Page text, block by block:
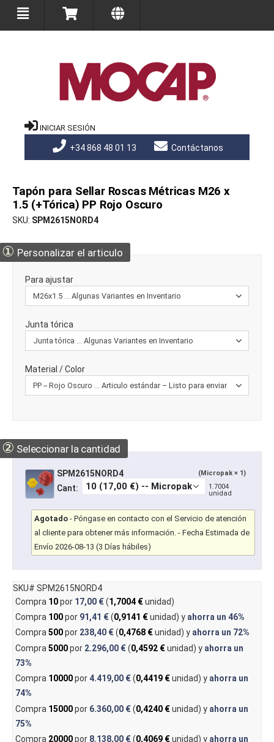
INICIAR SESIÓN
+34 868 48 01 13 Contáctanos
Tapón para Sellar Roscas Métricas M26 x
1.5 (+Tórica) PP Rojo Oscuro
SKU SPM2615NORD4
① Personalizar el articulo
Para ajustar
Junta tórica
Material / Color
② Seleccionar la cantidad
SPM2615NORD4 (Micropak × 1)
Cant:
1.7004
unidad
Agotado - Póngase en contacto con el Servicio de atención
al cliente para obtener más información. - Fecha Estimada de
Envío 2026-08-13 (3 Días hábiles)
SKU# SPM2615NORD4
Compra 10por 17,00 €(1,7004 €unidad)
Compra 100por 91,41 €(0,9141 €unidad) y ahorra un 46%
Compra500por 238,40 €(0,4768 €unidad) y ahorra un 72%
Compra 5000por 2.296,00 €(0,4592 €unidad) y ahorra un
73%
Compra 10000por4.419,00 €(0,4419 €unidad) y ahorra un
74%
Compra 15000por 6.360,00 €(0,4240 €unidad) y ahorra un
75%
Compra 20000por 8.138,00 €(0,4069 €unidad) y ahorra un